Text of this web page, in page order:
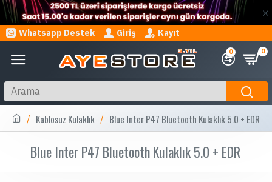
Whatsapp Destek Giriş Kayıt
0 0
Kablosuz Kulaklık Blue Inter P47 Bluetooth Kulaklık 5.0 + EDR
Blue Inter P47 Bluetooth Kulaklık 5.0 + EDR